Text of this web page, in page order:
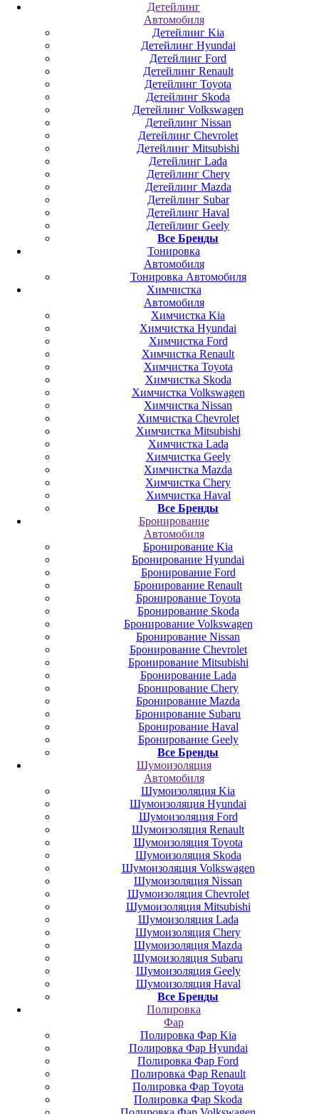
Детейлинг
Автомобиля
Детейлинг Kia
Детейлинг Hyundai
Детейлинг Ford
Детейлинг Renault
Детейлинг Toyota
Детейлинг Skoda
Детейлинг Volkswagen
Детейлинг Nissan
Детейлинг Chevrolet
Детейлинг Mitsubishi
Детейлинг Lada
Детейлинг Chery
Детейлинг Mazda
Детейлинг Subar
Детейлинг Haval
Детейлинг Geely
Все Бренды
Тонировка
Автомобиля
Тонировка Автомобиля
Химчистка
Автомобиля
Химчистка Kia
Химчистка Hyundai
Химчистка Ford
Химчистка Renault
Химчистка Toyota
Химчистка Skoda
Химчистка Volkswagen
Химчистка Nissan
Химчистка Chevrolet
Химчистка Mitsubishi
Химчистка Lada
Химчистка Geely
Химчистка Mazda
Химчистка Chery
Химчистка Haval
Все Бренды
Бронирование
Автомобиля
Бронирование Kia
Бронирование Hyundai
Бронирование Ford
Бронирование Renault
Бронирование Toyota
Бронирование Skoda
Бронирование Volkswagen
Бронирование Nissan
Бронирование Chevrolet
Бронирование Mitsubishi
Бронирование Lada
Бронирование Chery
Бронирование Mazda
Бронирование Subaru
Бронирование Haval
Бронирование Geely
Все Бренды
Шумоизоляция
Автомобиля
Шумоизоляция Kia
Шумоизоляция Hyundai
Шумоизоляция Ford
Шумоизоляция Renault
Шумоизоляция Toyota
Шумоизоляция Skoda
Шумоизоляция Volkswagen
Шумоизоляция Nissan
Шумоизоляция Chevrolet
Шумоизоляция Mitsubishi
Шумоизоляция Lada
Шумоизоляция Chery
Шумоизоляция Mazda
Шумоизоляция Subaru
Шумоизоляция Geely
Шумоизоляция Haval
Все Бренды
Полировка
Фар
Полировка Фар Kia
Полировка Фар Hyundai
Полировка Фар Ford
Полировка Фар Renault
Полировка Фар Toyota
Полировка Фар Skoda